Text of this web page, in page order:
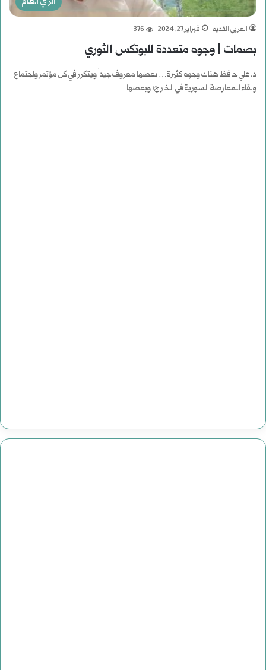
العربي القديم فبراير 27, 2024 376
بصمات | وجوه متعددة للبوتكس الثوري
د. علي حافظ هناك وجوه كثيرة… بعضها معروف جيداً ويتكرر في كل مؤتمر واجتماع
ولقاء للمعارضة السورية في الخارج؛ وبعضها…